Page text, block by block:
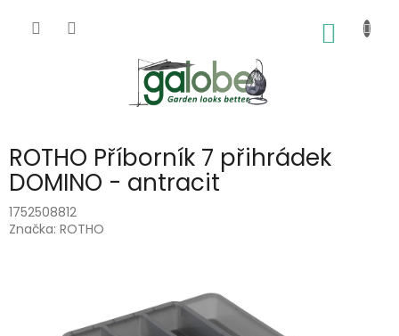
ROTHO Příborník 7 přihrádek
DOMINO - antracit
1752508812
Značka: ROTHO